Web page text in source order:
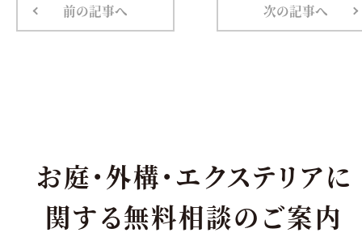
前の記事へ 次の記事へ
お庭・外構・エクステリアに
関する無料相談のご案内